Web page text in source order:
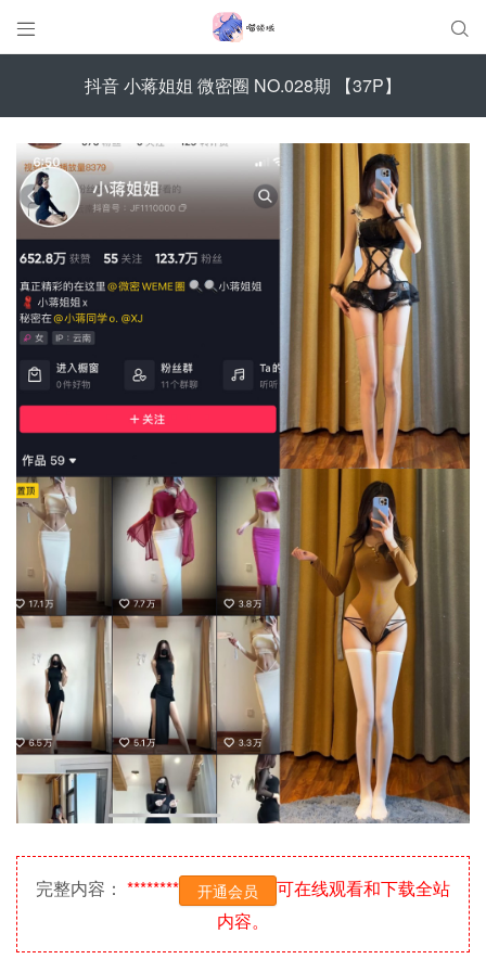
 
抖音 小蒋姐姐 微密圈 NO.028期 【37P】
完整内容： ******** 开通会员
可在线观看和下载全站
内容。